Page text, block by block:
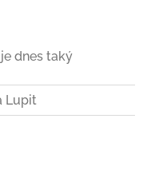
dnes taký
Lupit